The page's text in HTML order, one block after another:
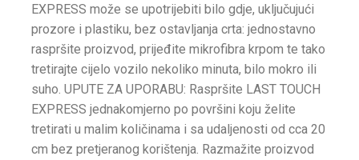
EXPRESS može se upotrijebiti bilo gdje, uključujući
prozore i plastiku, bez ostavljanja crta: jednostavno
raspršite proizvod, prijeđite mikrofibra krpom te tako
tretirajte cijelo vozilo nekoliko minuta, bilo mokro ili
suho. UPUTE ZA UPORABU: Raspršite LAST TOUCH
EXPRESS jednakomjerno po površini koju želite
tretirati u malim količinama i sa udaljenosti od cca 20
cm bez pretjeranog korištenja. Razmažite proizvod